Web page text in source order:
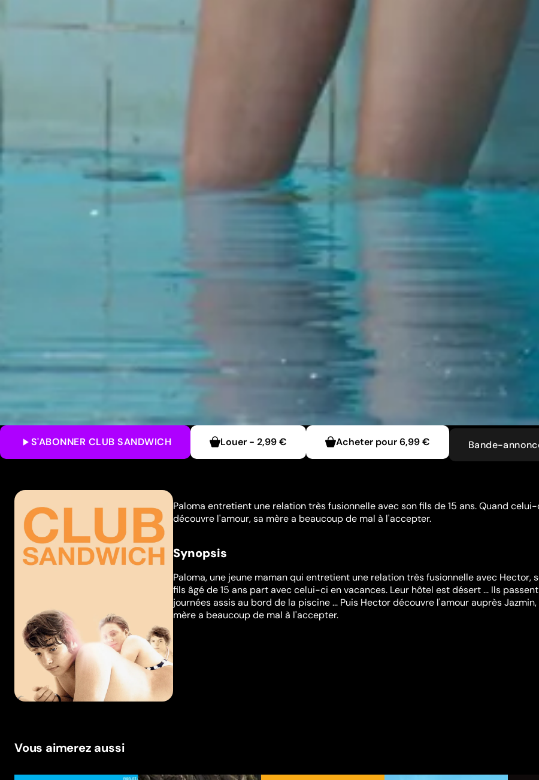
S'ABONNER CLUB SANDWICH Louer - 2,99 € Acheter pour6,99 € Bande-
Paloma entretient une relation très fusionnelle avec son fils de 15 ans. Quand
découvre l'amour, sa mère a beaucoup de mal à l'accepter.
Synopsis
Paloma, une jeune maman qui entretient une relation très fusionnelle avec Hector,
fils âgé de 15 ans part avec celui-ci en vacances. Leur hôtel est désert ... Ils
journées assis au bord de la piscine ... Puis Hector découvre l'amour auprès Jazmin,
mère a beaucoup de mal à l'accepter.
Vous aimerez aussi